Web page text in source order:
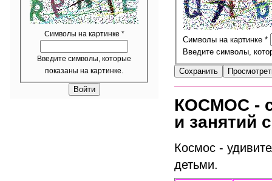
Символы на картинке *
Введите символы, которые
показаны на картинке.
Символы на картинке*
Введите символы,
КОСМОС -
и занятий
Космос -
детьми.